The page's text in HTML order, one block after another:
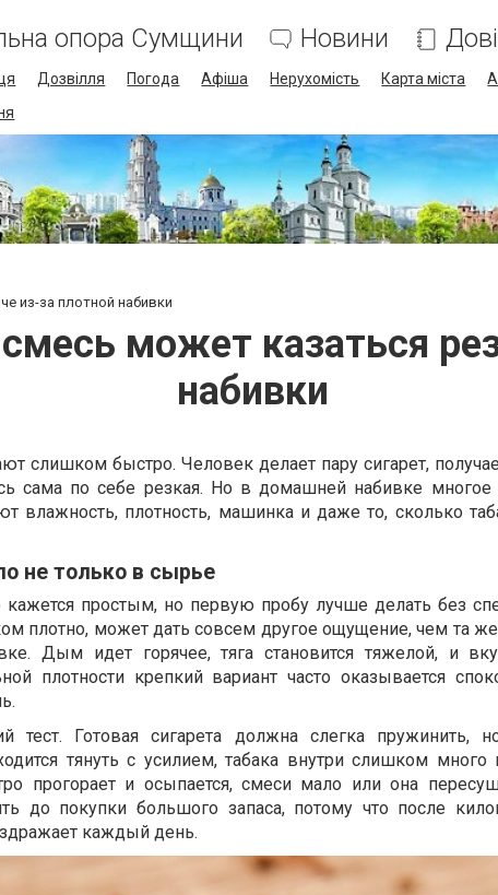
опора Сумщини Новини
Дозвілля Погода Афіша Нерухомість Карта міста
из-за плотной набивки
может казаться
набивки
слишком быстро. Человек делает пару сигарет,
сама по себе резкая. Но в домашней набивке
влажность, плотность, машинка и даже то, сколько
не только в сырье
кажется простым, но первую пробу лучше делать без
плотно, может дать совсем другое ощущение, чем та
Дым идет горячее, тяга становится тяжелой, и
плотности крепкий вариант часто оказывается
тест. Готовая сигарета должна слегка пружинить,
тянуть с усилием, табака внутри слишком много
прогорает и осыпается, смеси мало или она
до покупки большого запаса, потому что после
каждый день.